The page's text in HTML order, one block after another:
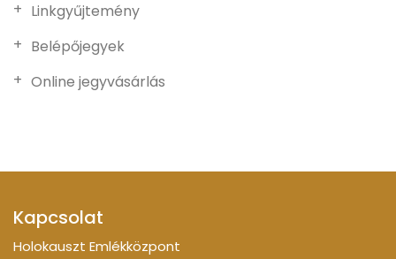
Linkgyűjtemény
Belépőjegyek
Online jegyvásárlás
Kapcsolat
Holokauszt Emlékközpont